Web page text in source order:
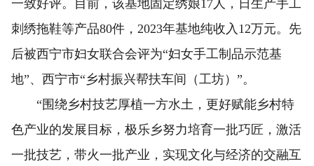
一致好评。目前，该基地固定绣娘17人，日生产手工
刺绣拖鞋等产品80件，2023年基地纯收入12万元。先
后被西宁市妇女联合会评为“妇女手工制品示范基
地”、西宁市“乡村振兴帮扶车间（工坊）”。
“围绕乡村技艺厚植一方水土，更好赋能乡村特
色产业的发展目标，极乐乡努力培育一批巧匠，激活
一批技艺，带火一批产业，实现文化与经济的交融互